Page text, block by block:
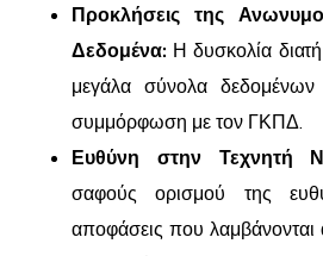
Προκλήσεις της
Δεδομένα: Η δυσκολία
μεγάλα σύνολα
συμμόρφωση με τον ΓΚΠΔ.
Ευθύνη στην Τεχνητή
σαφούς ορισμού της
αποφάσεις που